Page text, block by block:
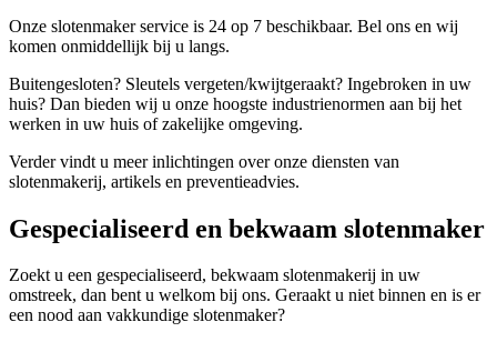
Onze slotenmaker service is 24 op 7 beschikbaar. Bel ons en wij
komen onmiddellijk bij u langs.
Buitengesloten? Sleutels vergeten/kwijtgeraakt? Ingebroken in uw
huis? Dan bieden wij u onze hoogste industrienormen aan bij het
werken in uw huis of zakelijke omgeving.
Verder vindt u meer inlichtingen over onze diensten van
slotenmakerij, artikels en preventieadvies.
Gespecialiseerd en bekwaam slotenmaker
Zoekt u een gespecialiseerd, bekwaam slotenmakerij in uw
omstreek, dan bent u welkom bij ons. Geraakt u niet binnen en is er
een nood aan vakkundige slotenmaker?